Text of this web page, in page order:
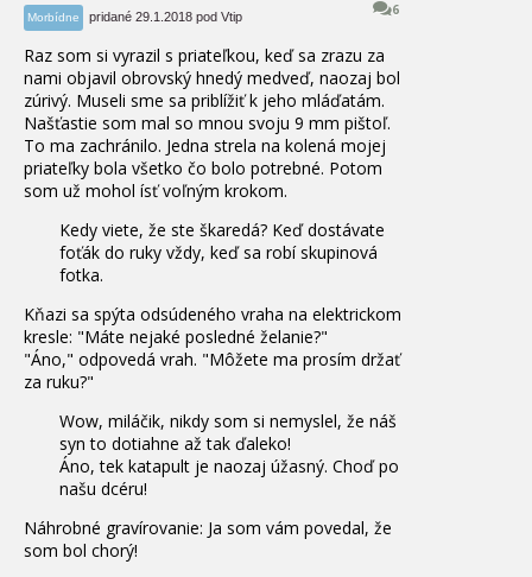
6
Morbídne pridané 29.1.2018 pod Vtip
Raz som si vyrazil s priateľkou, keď sa zrazu za
nami objavil obrovský hnedý medveď, naozaj bol
zúrivý. Museli sme sa priblížiť k jeho mláďatám.
Našťastie som mal so mnou svoju 9 mm pištoľ.
To ma zachránilo. Jedna strela na kolená mojej
priateľky bola všetko čo bolo potrebné. Potom
som už mohol ísť voľným krokom.
Kedy viete, že ste škaredá? Keď dostávate
foťák do ruky vždy, keď sa robí skupinová
fotka.
Kňazi sa spýta odsúdeného vraha na elektrickom
kresle: "Máte nejaké posledné želanie?"
"Áno," odpovedá vrah. "Môžete ma prosím držať
za ruku?"
Wow, miláčik, nikdy som si nemyslel, že náš
syn to dotiahne až tak ďaleko!
Áno, tek katapult je naozaj úžasný. Choď po
našu dcéru!
Náhrobné gravírovanie: Ja som vám povedal, že
som bol chorý!